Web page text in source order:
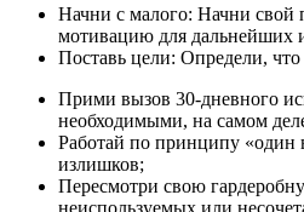
Начни с малого: Начни свой
мотивацию для дальнейших
Поставь цели: Определи,
Прими вызов 30-дневного
необходимыми, на самом
Работай по принципу «один
излишков;
Пересмотри свою